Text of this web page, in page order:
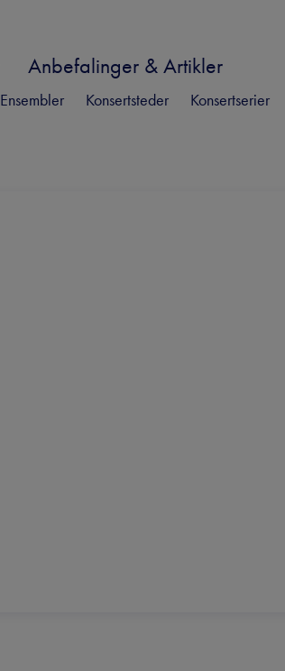
Anbefalinger & Artikler
Ensembler Konsertsteder Konsertserier